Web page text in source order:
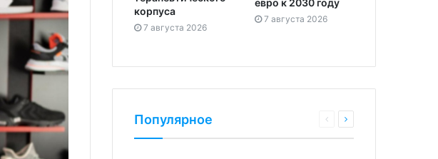
корпуса
7 августа 2026
евро к 2030 году
7 августа 2026
Популярное